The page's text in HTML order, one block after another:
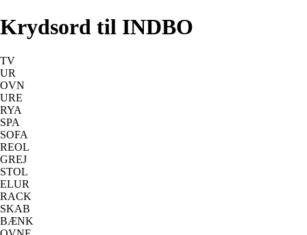
Krydsord til INDBO
TV
UR
OVN
URE
RYA
SPA
SOFA
REOL
GREJ
STOL
ELUR
RACK
SKAB
BÆNK